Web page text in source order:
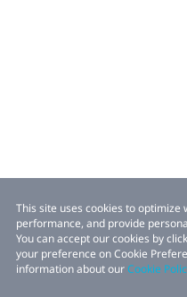
This site uses cookies to
performance, and provide
You can accept our cookies by
your preference on Cookie
information about ourCookie